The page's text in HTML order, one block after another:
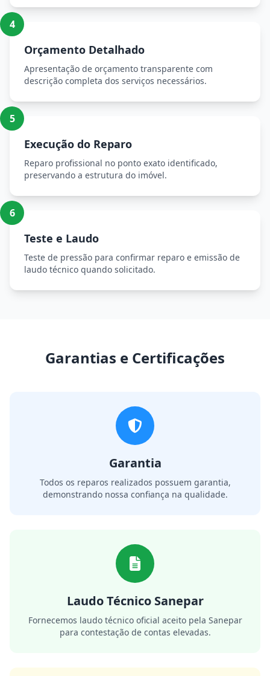
4
Orçamento Detalhado
Apresentação de orçamento transparente com
descrição completa dos serviços necessários.
5
Execução do Reparo
Reparo profissional no ponto exato identificado,
preservando a estrutura do imóvel.
6
Teste e Laudo
Teste de pressão para confirmar reparo e emissão de
laudo técnico quando solicitado.
Garantias e Certificações
Garantia
Todos os reparos realizados possuem garantia,
demonstrando nossa confiança na qualidade.
Laudo Técnico Sanepar
Fornecemos laudo técnico oficial aceito pela Sanepar
para contestação de contas elevadas.